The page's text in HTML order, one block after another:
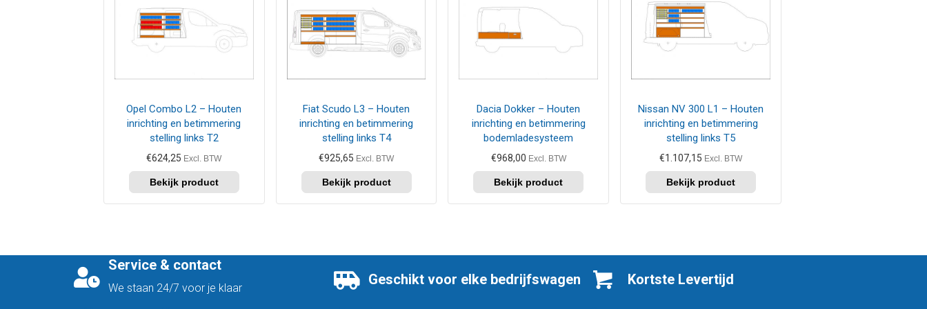
Opel Combo L2 – Houten
inrichting en betimmering
stelling links T2
€624,25 Excl. BTW
Fiat Scudo L3 – Houten
inrichting en betimmering
stelling links T4
€925,65 Excl. BTW
Dacia Dokker – Houten
inrichting en betimmering
bodemladesysteem
€968,00 Excl. BTW
Nissan NV 300 L1 – Houten
inrichting en betimmering
stelling links T5
€1.107,15 Excl. BTW
Service & contact
We staan 24/7 voor je klaar
Geschikt voor elke bedrijfswagen Kortste Levertijd